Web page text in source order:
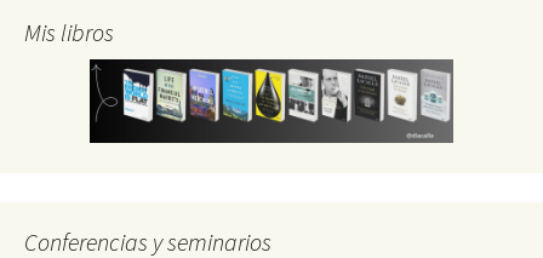
Mis libros
Conferencias y seminarios